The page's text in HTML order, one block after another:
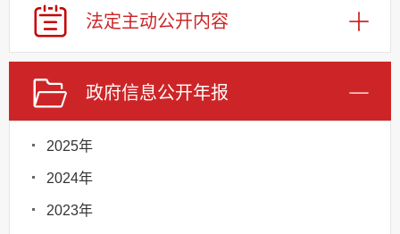
法定主动公开内容
政府信息公开年报
2025年
2024年
2023年